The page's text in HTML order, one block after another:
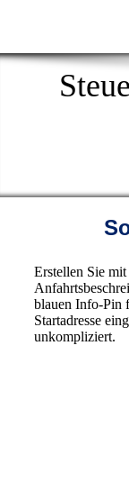
Erstellen Sie
blauen Info-Pin
Startadresse
unkompliziert.